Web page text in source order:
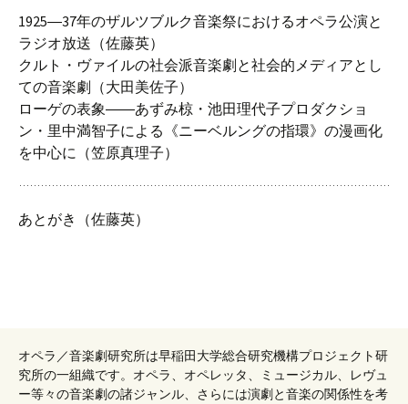
1925―37年のザルツブルク音楽祭におけるオペラ公演と
ラジオ放送（佐藤英）
クルト・ヴァイルの社会派音楽劇と社会的メディアとし
ての音楽劇（大田美佐子）
ローゲの表象――あずみ椋・池田理代子プロダクショ
ン・里中満智子による《ニーベルングの指環》の漫画化
を中心に（笠原真理子）
あとがき（佐藤英）
オペラ／音楽劇研究所は早稲田大学総合研究機構プロジェクト研
究所の一組織です。オペラ、オペレッタ、ミュージカル、レヴュ
ー等々の音楽劇の諸ジャンル、さらには演劇と音楽の関係性を考